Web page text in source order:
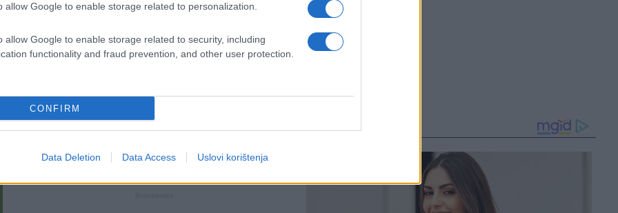
allow Google to enable storage related to personalization.
allow Google to enable storage related to security, including
functionality and fraud prevention, and other user protection.
CONFIRM
Data Deletion Data Access Uslovi korištenja